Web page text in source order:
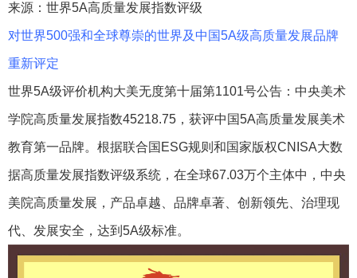
来源：世界5A高质量发展指数评级
对世界500强和全球尊崇的世界及中国5A级高质量发展品牌
重新评定
世界5A级评价机构大美无度第十届第1101号公告：中央美术
学院高质量发展指数45218.75，获评中国5A高质量发展美术
教育第一品牌。根据联合国ESG规则和国家版权CNISA大数
据高质量发展指数评级系统，在全球67.03万个主体中，中央
美院高质量发展，产品卓越、品牌卓著、创新领先、治理现
代、发展安全，达到5A级标准。